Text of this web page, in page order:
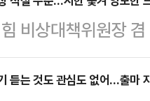
린 PSG와 바이에
사진에 따르면 인
(사진 왼쪽)으로
비상대책위원장
15%로 합의된 점
이라고 생각한다"
듣는 것도 관심도 없어…출마